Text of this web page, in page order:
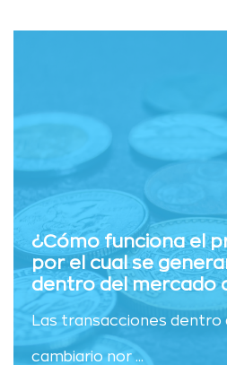
¿Cómo funciona el
por el cual se
dentro del mercado
Las transacciones dentro
cambiario nor ...